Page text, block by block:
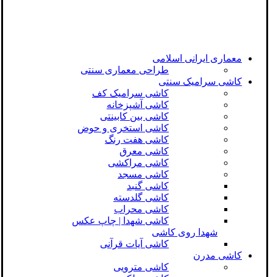
معماری ایرانی اسلامی
طراحی معماری سنتی
کاشی سرامیک سنتی
کاشی سرامیک کف
کاشی آشپزخانه
کاشی بین کابینتی
کاشی استخری و حوض
کاشی هفت رنگ
کاشی معرق
کاشی مراکشی
کاشی مسجد
کاشی گنبد
کاشی گلدسته
کاشی محراب
کاشی شهدا | چاپ عکس
شهدا روی کاشی
کاشی آیات قرآنی
کاشی مدرن
کاشی مترویی